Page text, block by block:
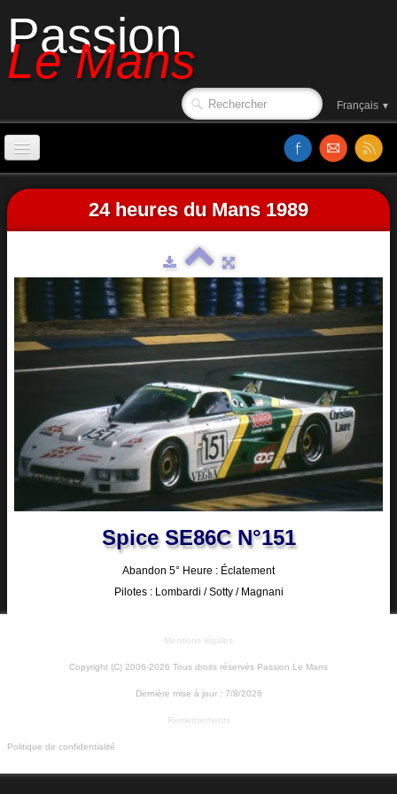
Passion
Le Mans
Français ▼
Accueil
Sorties de piste
Affiches
Classements
Vidéos
24 heures du Mans 1989
Spice SE86C N°151
Abandon 5° Heure : Éclatement
Pilotes : Lombardi / Sotty / Magnani
Mentions légales
Copyright (C) 2006-2026 Tous droits réservés Passion Le Mans
Dernière mise à jour : 7/8/2026
Remerciements
Politique de confidentialité